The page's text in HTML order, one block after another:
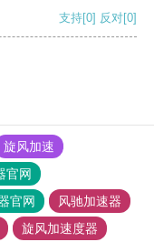
支持[0] 反对[0]
旋风加速
官网
官网
风驰加速器
旋风加速度器